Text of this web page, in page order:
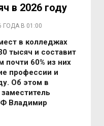
в 2026 году
ГОДА В 01:00
в колледжах
тысяч и составит
почти 60% из них
профессии и
Об этом в
Владимир